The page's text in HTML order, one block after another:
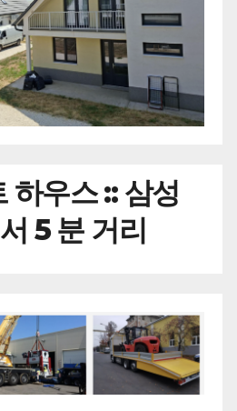
하우스 :: 삼성
5 분 거리